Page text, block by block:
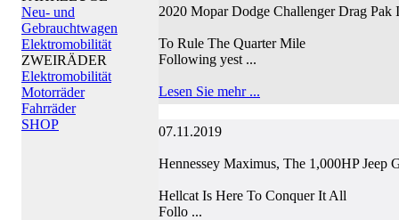
Neu- und
Gebrauchtwagen
Elektromobilität
ZWEIRÄDER
Elektromobilität
Motorräder
Fahrräder
SHOP
2020 Mopar Dodge Challenger Drag Pak
To Rule The Quarter Mile
Following yest ...
Lesen Sie mehr ...
07.11.2019
Hennessey Maximus, The 1,000HP Jeep
Hellcat Is Here To Conquer It All
Follo ...